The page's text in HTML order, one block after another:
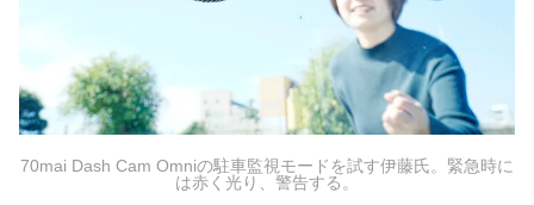
70mai Dash Cam Omniの駐車監視モードを試す伊藤氏。緊急時に
は赤く光り、警告する。